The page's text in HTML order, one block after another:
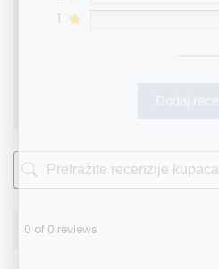
1
0 of 0 reviews